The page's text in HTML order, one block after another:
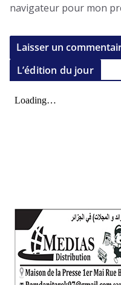
navigateur pour mon
L’édition du jour